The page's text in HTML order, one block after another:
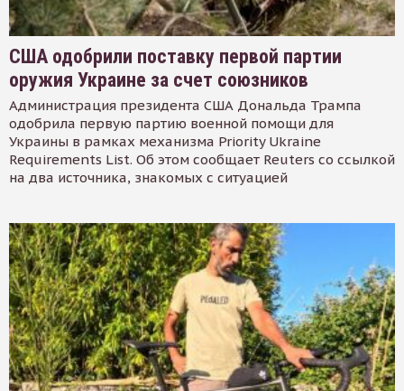
США одобрили поставку первой партии
оружия Украине за счет союзников
Администрация президента США Дональда Трампа
одобрила первую партию военной помощи для
Украины в рамках механизма Priority Ukraine
Requirements List. Об этом сообщает Reuters со ссылкой
на два источника, знакомых с ситуацией